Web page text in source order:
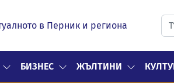
в Перник и региона
БИЗНЕС ЖЪЛТИНИ